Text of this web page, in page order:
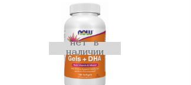
нет в
наличии